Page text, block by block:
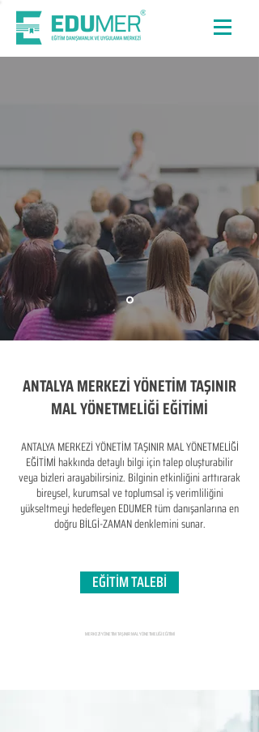
ANTALYA MERKEZİ YÖNETİM TAŞINIR
MAL YÖNETMELİĞİ EĞİTİMİ
ANTALYA MERKEZİ YÖNETİM TAŞINIR MAL YÖNETMELİĞİ
EĞİTİMİ hakkında detaylı bilgi için talep oluşturabilir
veya bizleri arayabilirsiniz. Bilginin etkinliğini arttırarak
bireysel, kurumsal ve toplumsal iş verimliliğini
yükseltmeyi hedefleyen​ EDUMER tüm danışanlarına en
doğru BİLGİ-ZAMAN denklemini sunar.
EĞİTİM TALEBİ
MERKEZİ YÖNETİM TAŞINIR MAL YÖNETMELİĞİ EĞİTİMİ